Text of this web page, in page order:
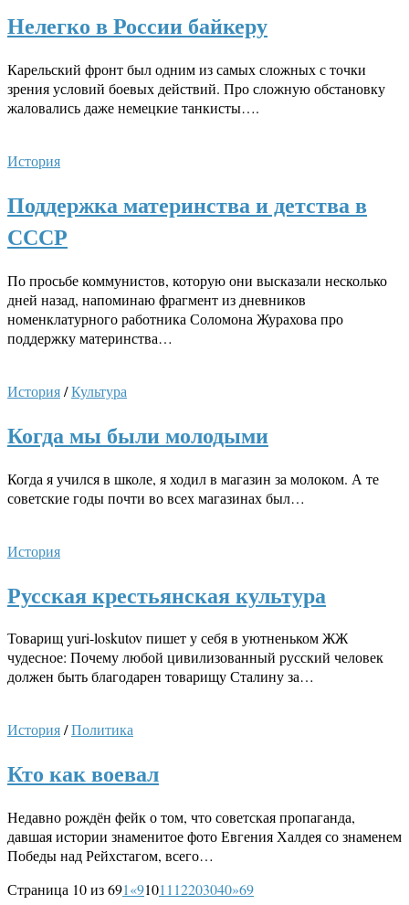
Нелегко в России байкеру
Карельский фронт был одним из самых сложных с точки
зрения условий боевых действий. Про сложную обстановку
жаловались даже немецкие танкисты….
История
Поддержка материнства и детства в
СССР
По просьбе коммунистов, которую они высказали несколько
дней назад, напоминаю фрагмент из дневников
номенклатурного работника Соломона Журахова про
поддержку материнства…
История/Культура
Когда мы были молодыми
Когда я учился в школе, я ходил в магазин за молоком. А те
советские годы почти во всех магазинах был…
История
Русская крестьянская культура
Товарищ yuri-loskutov пишет у себя в уютненьком ЖЖ
чудесное: Почему любой цивилизованный русский человек
должен быть благодарен товарищу Сталину за…
История/Политика
Кто как воевал
Недавно рождён фейк о том, что советская пропаганда,
давшая истории знаменитое фото Евгения Халдея со знаменем
Победы над Рейхстагом, всего…
Страница 10 из 691«9101112203040»69